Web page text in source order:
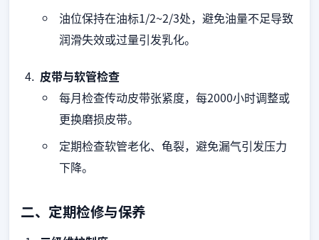
油位保持在油标1/2~2/3处，避免油量不足导致
润滑失效或过量引发乳化。
皮带与软管检查
每月检查传动皮带张紧度，每2000小时调整或
更换磨损皮带。
定期检查软管老化、龟裂，避免漏气引发压力
下降。
二、定期检修与保养